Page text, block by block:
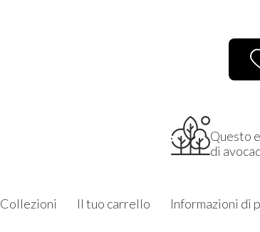
Questo
di
Collezioni Il tuo carrello Informazioni di